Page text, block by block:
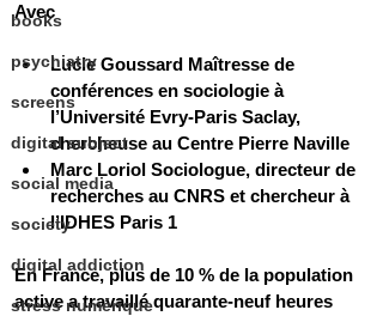
books
psychiatry
screens
digital subject
social media
society
digital addiction
stress numérique
Avec
Lucie Goussard Maîtresse de
conférences en sociologie à
l’Université Evry-Paris Saclay,
chercheuse au Centre Pierre Naville
Marc Loriol Sociologue, directeur de
recherches au CNRS et chercheur à
l’IDHES Paris 1
En France, plus de 10 % de la population
active a travaillé quarante-neuf heures